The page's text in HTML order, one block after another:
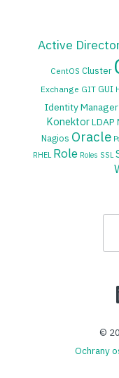
Active
CentOS Cluster
Exchange GIT GUI
Identity Manager
KonektorLDAP
Nagios Oracle
RHEL Role Roles SSL
©
Ochrany